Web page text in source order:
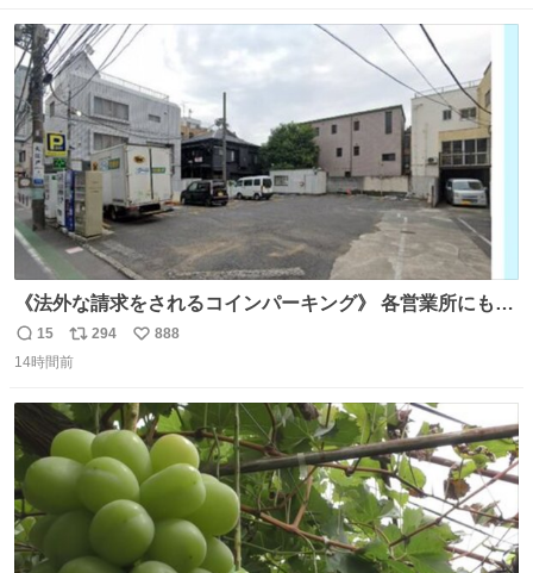
数
《法外な請求をされるコインパーキング》 各営業所にも前
から告知されていますが、Park Link南青山の敷地内に一瞬
でも車を乗り入れると法外な請求をされ長時間拘束されま
てください！ 東京都港区南青山2-14-20
返
信
15
リ
ポ
ト
数
294
い
数
888
14時間前